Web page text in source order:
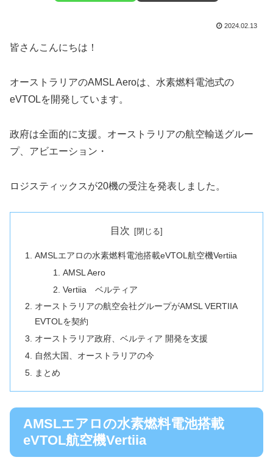
2024.02.13
皆さんこんにちは！
オーストラリアのAMSL Aeroは、水素燃料電池式の
eVTOLを開発しています。
政府は全面的に支援。オーストラリアの航空輸送グルー
プ、アビエーション・
ロジスティックスが20機の受注を発表しました。
目次
AMSLエアロの水素燃料電池搭載eVTOL航空機Vertiia
AMSL Aero
Vertiia ベルティア
オーストラリアの航空会社グループがAMSL VERTIIA
EVTOLを契約
オーストラリア政府、ベルティア 開発を支援
自然大国、オーストラリアの今
まとめ
AMSLエアロの水素燃料電池搭載
eVTOL航空機Vertiia